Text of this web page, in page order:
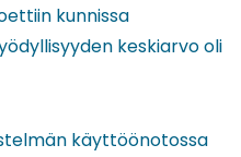
kunnissa
keskiarvo oli
käyttöönotossa